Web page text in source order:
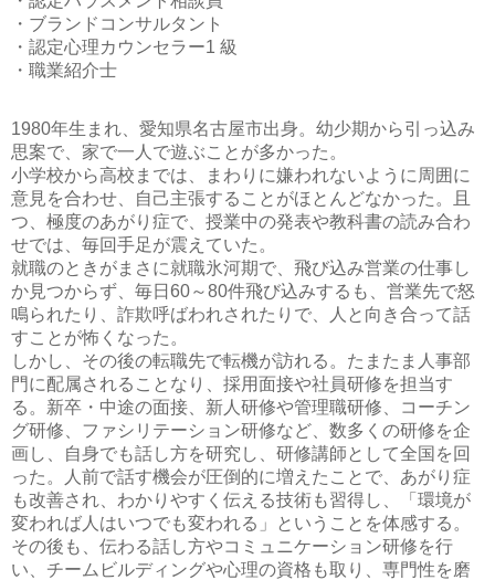
・ブランドコンサルタント
・認定心理カウンセラー1 級
・職業紹介士
1980年生まれ、愛知県名古屋市出身。幼少期から引っ込み
思案で、家で一人で遊ぶことが多かった。
小学校から高校までは、まわりに嫌われないように周囲に
意見を合わせ、自己主張することがほとんどなかった。且
つ、極度のあがり症で、授業中の発表や教科書の読み合わ
せでは、毎回手足が震えていた。
就職のときがまさに就職氷河期で、飛び込み営業の仕事し
か見つからず、毎日60～80件飛び込みするも、営業先で怒
鳴られたり、詐欺呼ばわれされたりで、人と向き合って話
すことが怖くなった。
しかし、その後の転職先で転機が訪れる。たまたま人事部
門に配属されることなり、採用面接や社員研修を担当す
る。新卒・中途の面接、新人研修や管理職研修、コーチン
グ研修、ファシリテーション研修など、数多くの研修を企
画し、自身でも話し方を研究し、研修講師として全国を回
った。人前で話す機会が圧倒的に増えたことで、あがり症
も改善され、わかりやすく伝える技術も習得し、「環境が
変われば人はいつでも変われる」ということを体感する。
その後も、伝わる話し方やコミュニケーション研修を行
い、チームビルディングや心理の資格も取り、専門性を磨